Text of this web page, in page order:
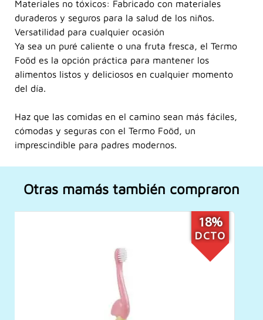
Materiales no tóxicos: Fabricado con materiales
duraderos y seguros para la salud de los niños.
Versatilidad para cualquier ocasión
Ya sea un puré caliente o una fruta fresca, el Termo
Foöd es la opción práctica para mantener los
alimentos listos y deliciosos en cualquier momento
del día.
Haz que las comidas en el camino sean más fáciles,
cómodas y seguras con el Termo Foöd, un
imprescindible para padres modernos.
Otras mamás también compraron
24%
DCTO